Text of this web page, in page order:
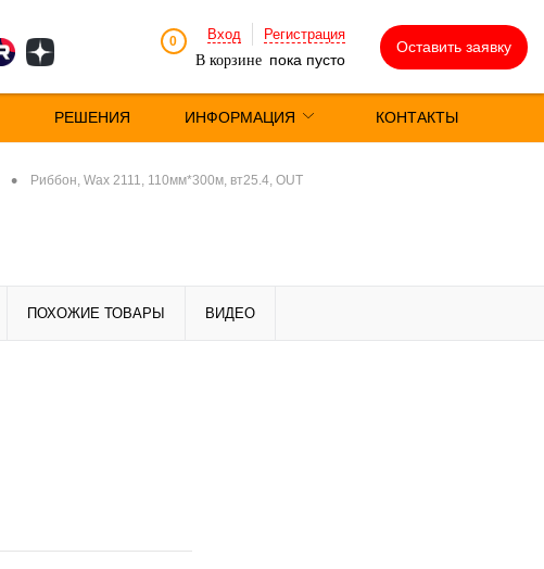
0 Вход
Регистрация
В корзине пока пусто
Оставить заявку
РЕШЕНИЯ ИНФОРМАЦИЯ КОНТАКТЫ
• Риббон, Wax 2111, 110мм*300м, вт25.4, OUT
ПОХОЖИЕ ТОВАРЫ ВИДЕО